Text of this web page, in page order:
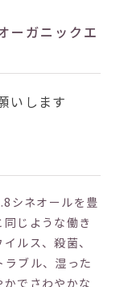
ガニックエ
いします
シネオールを豊
じような働き
ルス、殺菌、
ブル、湿った
でさわやかな